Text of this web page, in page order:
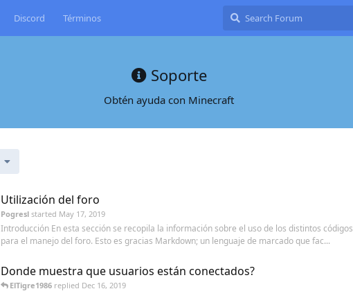
Discord Términos
Soporte
Obtén ayuda con Minecraft
Utilización del foro
Pogresl started May 17, 2019
Introducción En esta sección se recopila la información sobre el uso de los distintos códigos
para el manejo del foro. Esto es gracias Markdown; un lenguaje de marcado que fac...
Donde muestra que usuarios están conectados?
ElTigre1986 replied Dec 16, 2019